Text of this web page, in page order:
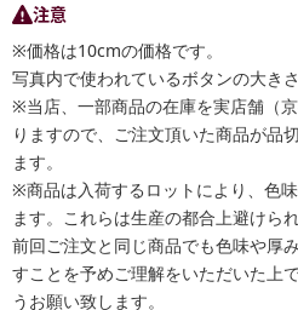
注意
※価格は10cmの価格です。
写真内で使われているボタンの大き
※当店、一部商品の在庫を実店舗（
りますので、ご注文頂いた商品が品
ます。
※商品は入荷するロットにより、色
ます。これらは生産の都合上避けら
前回ご注文と同じ商品でも色味や厚
すことを予めご理解をいただいた上
うお願い致します。